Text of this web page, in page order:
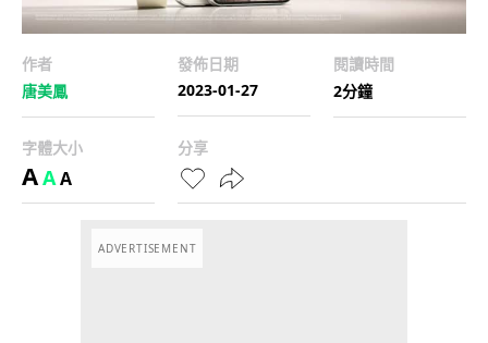
作者
唐美鳳
發佈日期
2023-01-27
閱讀時間
2分鐘
字體大小
AAA
分享
ADVERTISEMENT